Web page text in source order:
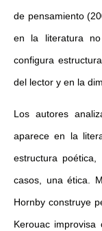
de pensamiento
en la literatura
configura
del lector y en la
Los autores
aparece en la
estructura
casos, una ética.
Hornby construye
Kerouac